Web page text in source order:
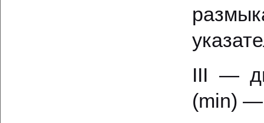
III —
(min) —